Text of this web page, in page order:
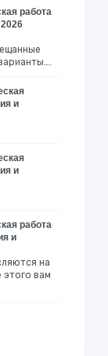
работа
и
и
работа
и
на
этого вам